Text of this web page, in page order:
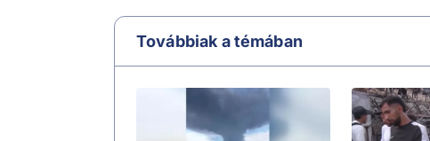
Továbbiak a témában